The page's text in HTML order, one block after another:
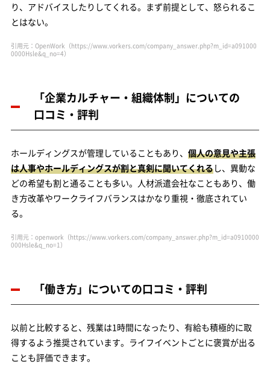
り、アドバイスしたりしてくれる。まず前提として、怒られるこ
とはない。
引用元：OpenWork（https://www.vorkers.com/company_answer.php?m_id=a091000
0000Hsle&q_no=4）
「企業カルチャー・組織体制」についての
口コミ・評判
ホールディングスが管理していることもあり、 個人の意見や主張
は人事やホールディングスが割と真剣に聞いてくれるし、異動な
どの希望も割と通ることも多い。人材派遣会社なこともあり、働
き方改革やワークライフバランスはかなり重視・徹底されてい
る。
引用元：openwork（https://www.vorkers.com/company_answer.php?m_id=a0910000
000Hsle&q_no=1）
「働き方」についての口コミ・評判
以前と比較すると、残業は1時間になったり、有給も積極的に取
得するよう推奨されています。ライフイベントごとに褒賞が出る
ことも評価できます。